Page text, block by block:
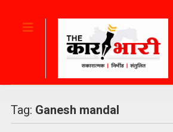
Tag: Ganesh mandal